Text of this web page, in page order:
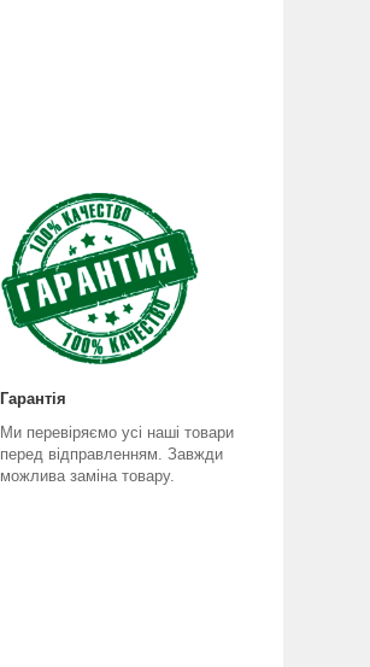
Гарантія
Ми перевіряємо усі наші товари
перед відправленням. Завжди
можлива заміна товару.